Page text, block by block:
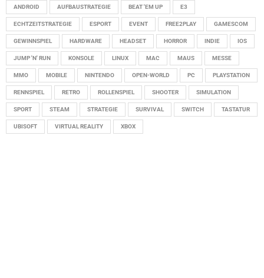
ANDROID AUFBAUSTRATEGIE BEAT 'EM UP E3
ECHTZEITSTRATEGIE ESPORT EVENT FREE2PLAY GAMESCOM
GEWINNSPIEL HARDWARE HEADSET HORROR INDIE IOS
JUMP 'N' RUN KONSOLE LINUX MAC MAUS MESSE
MMO MOBILE NINTENDO OPEN-WORLD PC PLAYSTATION
RENNSPIEL RETRO ROLLENSPIEL SHOOTER SIMULATION
SPORT STEAM STRATEGIE SURVIVAL SWITCH TASTATUR
UBISOFT VIRTUAL REALITY XBOX